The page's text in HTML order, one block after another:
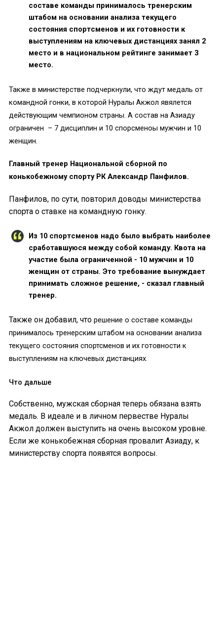
составе команды принималось тренерским
штабом на основании анализа текущего
состояния спортсменов и их готовности к
выступлениям на ключевых дистанциях занял 2
место и в национальном рейтинге занимает 3
место.
Также в министерстве подчеркнули, что ждут медаль от
командной гонки, в которой Нуралы Акжол явялется
действующим чемпионом страны. А состав на Азиаду
ограничен – 7 дисциплин и 10 спорсменоы мужчин и 10
женщин.
Главный тренер Национальной сборной по
конькобежному спорту РК Александр Панфилов.
Панфилов, по сути, повторил доводы министерства
спорта о ставке на командную гонку.
Из 10 спортсменов надо было выбрать наиболее
сработавшуюся между собой команду. Квота на
участие была ограниченной - 10 мужчин и 10
женщин от страны. Это требование вынуждает
принимать сложное решение, - сказал главный
тренер.
Также он добавил, что решение о составе команды
принималось тренерским штабом на основании анализа
текущего состояния спортсменов и их готовности к
выступлениям на ключевых дистанциях.
Что дальше
Собственно, мужская сборная теперь обязана взять
медаль. В идеале и в личном первестве Нуралы
Акжол должен выступить на очень высоком уровне.
Если же конькобежная сборная провалит Азиаду, к
министерству спорта появятся вопросы.